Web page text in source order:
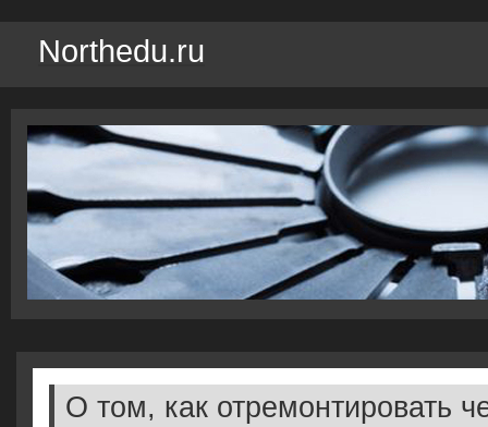
Northedu.ru
О том, как отремонтировать